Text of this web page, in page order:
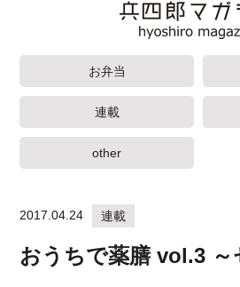
お弁当
連載
other
2017.04.24 連載
おうちで薬膳 vol.3 ～